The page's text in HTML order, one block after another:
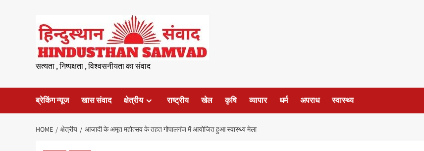
सत्यता , निष्पक्षता , विश्वसनीयता का संवाद
ब्रेकिंग न्यूज खास संवाद क्षेत्रीय राष्ट्रीय खेल कृषि व्यापार धर्म अपराध स्वास्थ्य
HOME क्षेत्रीय आजादी के अमृत महोत्सव के तहत गोपालगंज में आयोजित हुआ स्वास्थ्य मेला